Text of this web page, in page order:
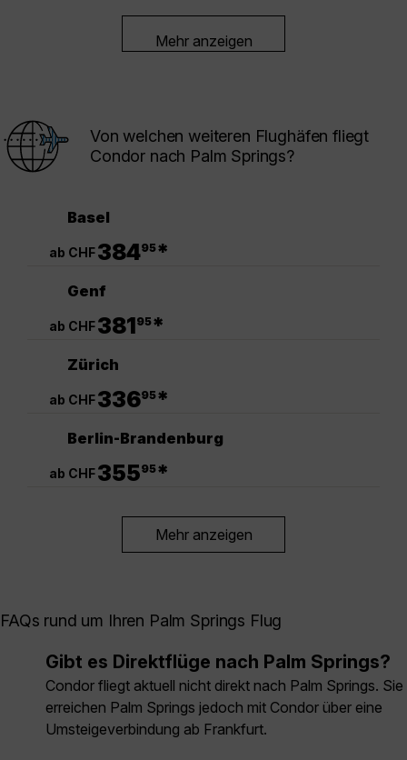
Mehr anzeigen
Von welchen weiteren Flughäfen fliegt
Condor nach Palm Springs?
Basel
ab CHF38495*
Genf
ab CHF38195*
Zürich
ab CHF33695*
Berlin-Brandenburg
ab CHF35595*
Mehr anzeigen
FAQs rund um Ihren Palm Springs Flug
Gibt es Direktflüge nach Palm Springs?
Condor fliegt aktuell nicht direkt nach Palm Springs. Sie
erreichen Palm Springs jedoch mit Condor über eine
Umsteigeverbindung ab Frankfurt.